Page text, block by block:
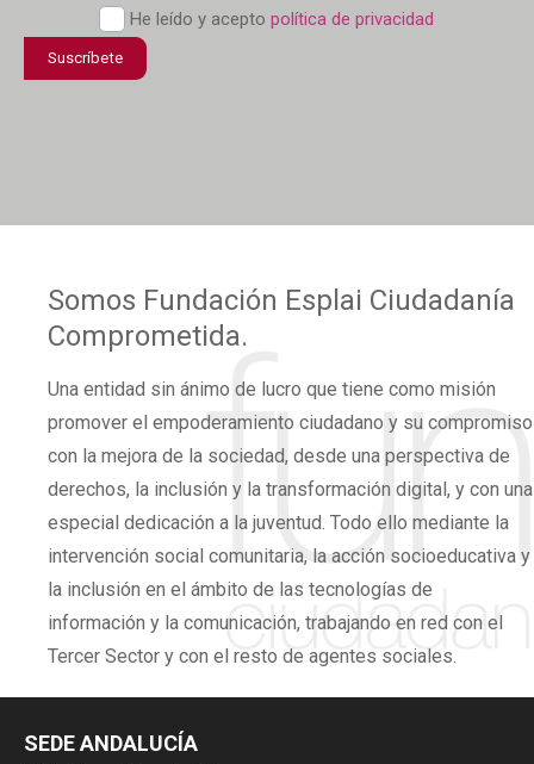
confidencialidad
He leído y acepto política de privacidad
Suscríbete
Somos Fundación Esplai Ciudadanía
Comprometida.
Una entidad sin ánimo de lucro que tiene como misión
promover el empoderamiento ciudadano y su compromiso
con la mejora de la sociedad, desde una perspectiva de
derechos, la inclusión y la transformación digital, y con una
especial dedicación a la juventud. Todo ello mediante la
intervención social comunitaria, la acción socioeducativa y
la inclusión en el ámbito de las tecnologías de
información y la comunicación, trabajando en red con el
Tercer Sector y con el resto de agentes sociales.
SEDE ANDALUCÍA